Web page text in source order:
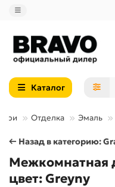
Каталог
Отделка Эмаль
← Назад в категорию:
Межкомнатная
цвет: Greyny